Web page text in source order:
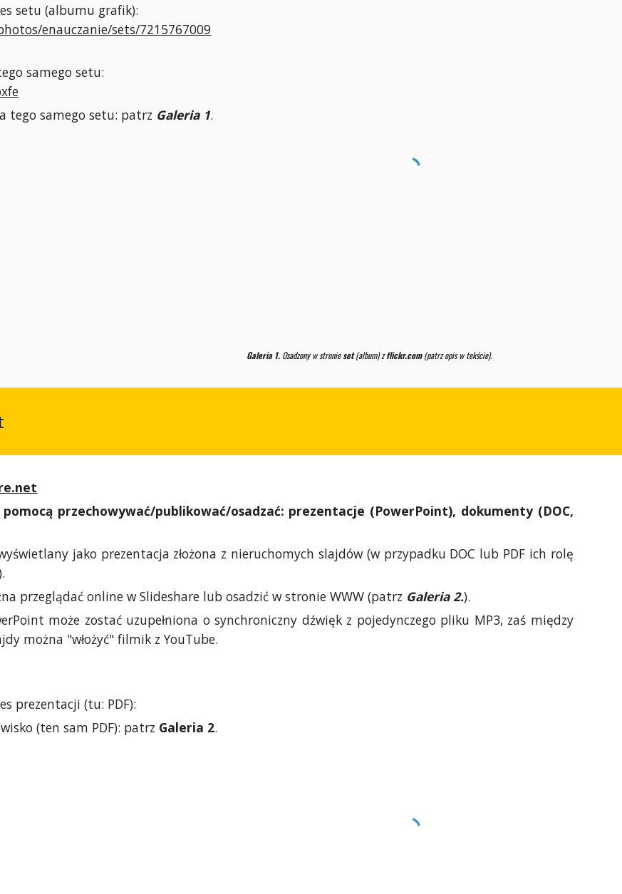
setu (albumu grafik):
enauczanie/sets/7215767009
samego setu:
tego samego setu: patrz Galeria 1.
Galeria 1. Osadzony w stronieset(album) zflickr.com(patrz opis w tekście).
przechowywać/publikować/osadzać: prezentacje (PowerPoint), dokumenty (DOC,
jako prezentacja złożona z nieruchomych slajdów (w przypadku DOC lub PDF ich rolę
przeglądać online w Slideshare lub osadzić w stronie WWW (patrz Galeria 2.).
może zostać uzupełniona o synchroniczny dźwięk z pojedynczego pliku MP3, zaś między
można "włożyć" filmik z YouTube.
prezentacji (tu: PDF):
(ten sam PDF): patrz Galeria 2.